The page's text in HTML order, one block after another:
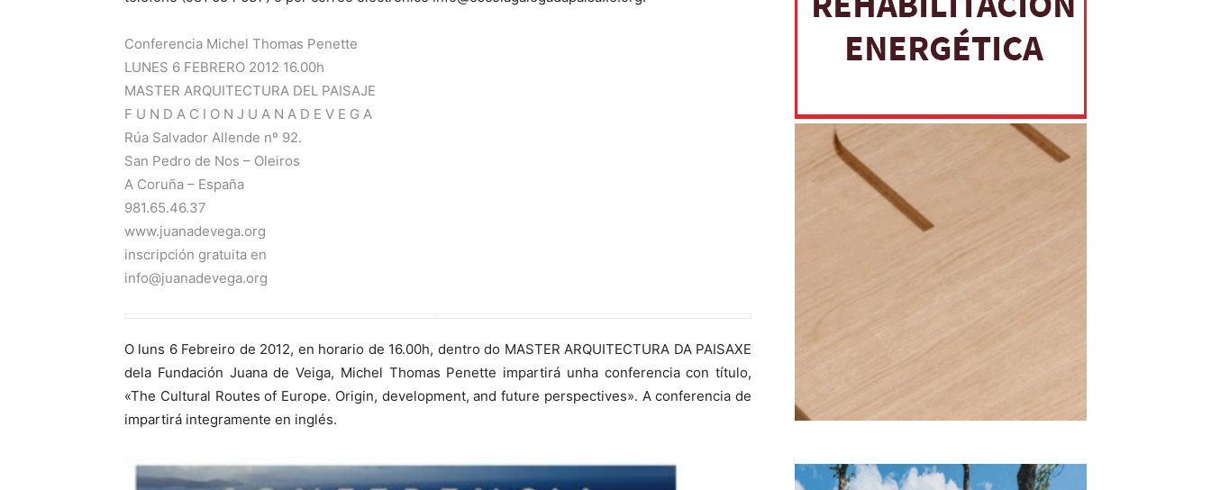
Conferencia Michel Thomas Penette
LUNES 6 FEBRERO 2012 16.00h
MASTER ARQUITECTURA DEL PAISAJE
F U N D A C I O N J U A N A D E V E G A
Rúa Salvador Allende nº 92.
San Pedro de Nos – Oleiros
A Coruña – España
981.65.46.37
www.juanadevega.org
inscripción gratuita en
info@juanadevega.org
O luns 6 Febreiro de 2012, en horario de 16.00h, dentro do MASTER ARQUITECTURA DA PAISAXE
dela Fundación Juana de Veiga, Michel Thomas Penette impartirá unha conferencia con título,
«The Cultural Routes of Europe. Origin, development, and future perspectives». A conferencia de
impartirá integramente en inglés.